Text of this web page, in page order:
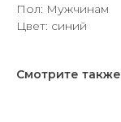
Пол: Мужчинам
Цвет: синий
Смотрите также